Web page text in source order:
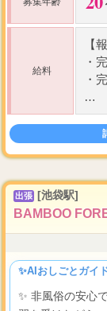
給料
【
・
・
【
・
新
出張 [池袋駅]
BAMBOO
✨AIおしごとガイド
✨ 非風俗の安心